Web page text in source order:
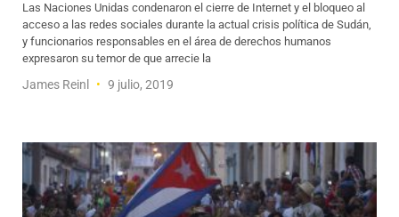
Las Naciones Unidas condenaron el cierre de Internet y el bloqueo al
acceso a las redes sociales durante la actual crisis política de Sudán,
y funcionarios responsables en el área de derechos humanos
expresaron su temor de que arrecie la
James Reinl 9 julio, 2019